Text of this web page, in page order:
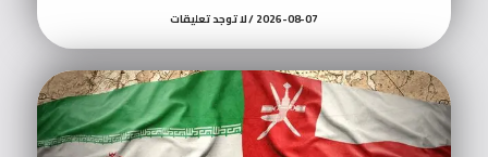
2026-08-07 لا توجد تعليقات